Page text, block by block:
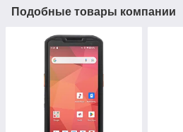
Подобные товары компании